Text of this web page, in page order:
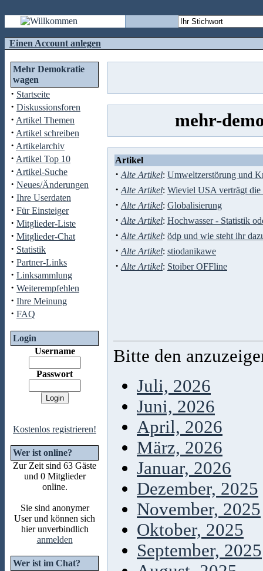
Einen Account anlegen
Mehr Demokratie
wagen
· Startseite
· Diskussionsforen
· Artikel Themen
· Artikel schreiben
· Artikelarchiv
· Artikel Top 10
· Artikel-Suche
· Neues/Änderungen
· Ihre Userdaten
· Für Einsteiger
· Mitglieder-Liste
· Mitglieder-Chat
· Statistik
· Partner-Links
· Linksammlung
· Weiterempfehlen
· Ihre Meinung
· FAQ
Login
Username
Passwort
Kostenlos registrieren!
Wer ist online?
Zur Zeit sind 63 Gäste
und 0 Mitglieder
online.
Sie sind anonymer
User und können sich
hier unverbindlich
anmelden
Wer ist im Chat?
mehr-
Artikel
· Alte Artikel: Umweltzerstörung und
· Alte Artikel: Wieviel USA verträgt die
· Alte Artikel: Globalisierung
· Alte Artikel: Hochwasser - Statistik
· Alte Artikel: ödp und wie steht ihr
· Alte Artikel: stiodanikawe
· Alte Artikel: Stoiber OFFline
Bitte den
Juli, 2026
Juni, 2026
April, 2026
März, 2026
Januar, 2026
Dezember, 2025
November, 2025
Oktober, 2025
September, 2025